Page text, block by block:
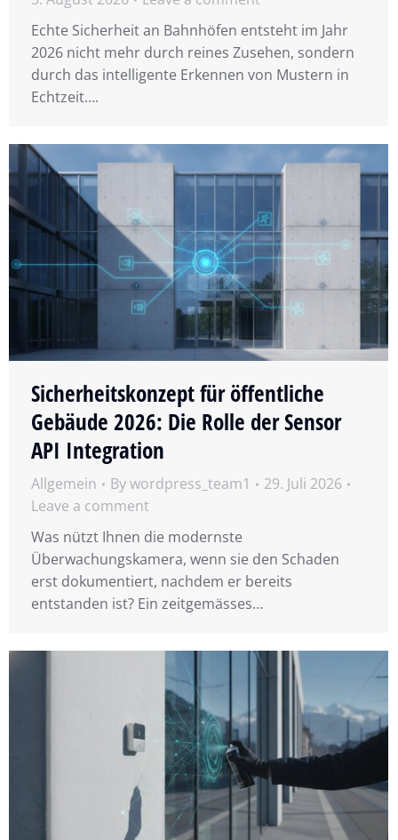
Echte Sicherheit an Bahnhöfen entsteht im Jahr
2026 nicht mehr durch reines Zusehen, sondern
durch das intelligente Erkennen von Mustern in
Echtzeit….
Sicherheitskonzept für öffentliche
Gebäude 2026: Die Rolle der Sensor
API Integration
Allgemein Bywordpress_team1
29. Juli 2026
Leave a comment
Was nützt Ihnen die modernste
Überwachungskamera, wenn sie den Schaden
erst dokumentiert, nachdem er bereits
entstanden ist? Ein zeitgemässes…